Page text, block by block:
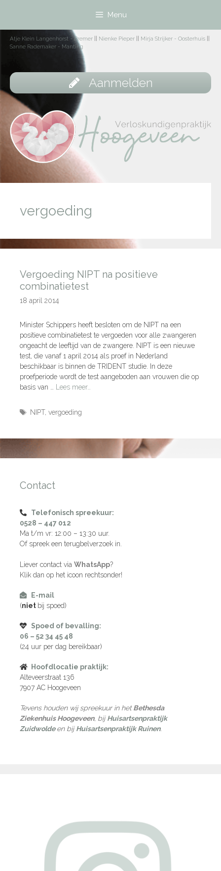
Menu
Atje Klein Langenhorst - Bremer Nienke Pieper Mirja Strijker - Oosterhuis
Sanne Rademaker - Manting
Aanmelden
vergoeding
Vergoeding NIPT na positieve
combinatietest
18 april 2014
Minister Schippers heeft besloten om de NIPT na een
positieve combinatietest te vergoeden voor alle zwangeren
ongeacht de leeftijd van de zwangere. NIPT is een nieuwe
test, die vanaf 1 april 2014 als proef in Nederland
beschikbaar is binnen de TRIDENT studie. In deze
proefperiode wordt de test aangeboden aan vrouwen die op
basis van …
Lees meer…
NIPT,vergoeding
Contact
Telefonisch spreekuur:
0528 – 447 012
Ma t/m vr: 12:00 – 13:30 uur.
Of spreek een terugbelverzoek in.
Liever contact via WhatsApp?
Klik dan op het icoon rechtsonder!
E-mail
(niet bij spoed)
Spoed of bevalling:
06 – 52 34 45 48
(24 uur per dag bereikbaar)
Hoofdlocatie praktijk:
Alteveerstraat 136
7907 AC Hoogeveen
Tevens houden wij spreekuur in hetBethesda
Ziekenhuis Hoogeveen, bijHuisartsenpraktijk
Zuidwolde en bijHuisartsenpraktijk Ruinen.